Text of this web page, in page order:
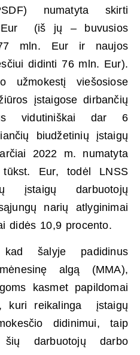
numatyta skirti
Eur (iš jų – buvusios
mln. Eur ir naujos
didinti 76 mln. Eur).
užmokestį viešosiose
įstaigose dirbančių
vidutiniškai dar 6
biudžetinių įstaigų
2022 m. numatyta
Eur, todėl LNSS
įstaigų darbuotojų
narių atlyginimai
didės 10,9 procento.
kad šalyje padidinus
algą (MMA),
kasmet papildomai
kuri reikalinga įstaigų
didinimui, taip
šių darbuotojų darbo